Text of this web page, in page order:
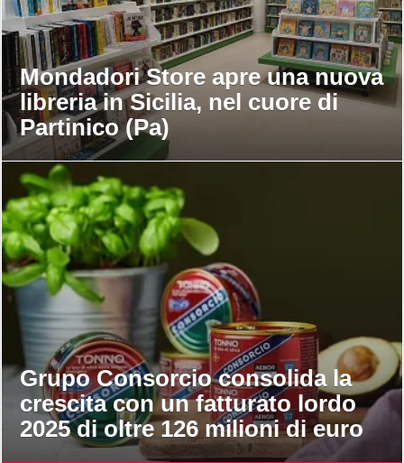
Mondadori Store apre una nuova
libreria in Sicilia, nel cuore di
Partinico (Pa)
Grupo Consorcio consolida la
crescita con un fatturato lordo
2025 di oltre 126 milioni di euro